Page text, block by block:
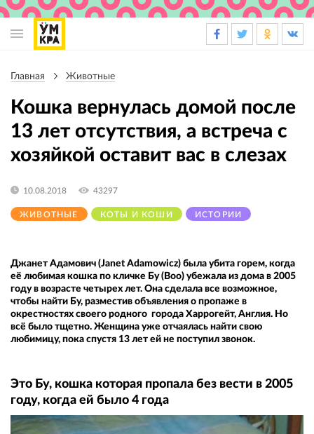
навигация
навигации
Главная Животные
Кошка вернулась домой после
13 лет отсутствия, а встреча с
хозяйкой оставит вас в слезах
ЖИВОТНЫЕ КОТЫ И КОШИ ИСТОРИИ
10.08.2018 43297
Джанет Адамович (Janet Adamowicz) была убита горем, когда
её любимая кошка по кличке Бу (Boo) убежала из дома в 2005
году в возрасте четырех лет. Она сделала все возможное,
чтобы найти Бу, разместив объявления о пропаже в
окрестностях своего родного города Харрогейт, Англия. Но
всё было тщетно. Женщина уже отчаялась найти свою
любимицу, пока спустя 13 лет ей не поступил звонок.
Это Бу, кошка которая пропала без вести в 2005
году, когда ей было 4 года